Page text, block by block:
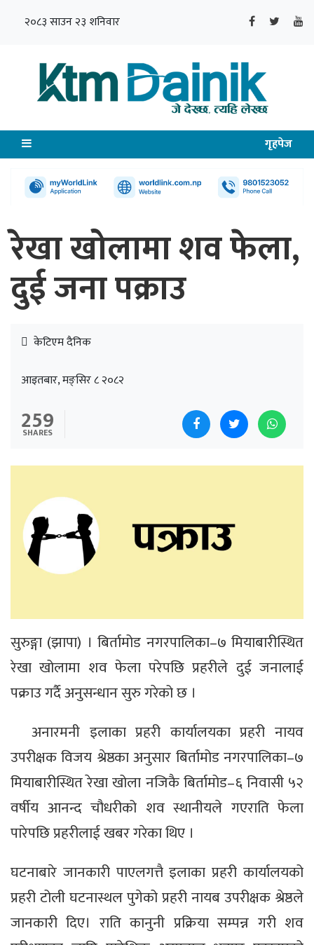
२०८३ साउन २३ शनिवार
गृहपेज
रेखा खोलामा शव फेला,
दुई जना पक्राउ
केटिएम दैनिक
आइतबार, मङ्सिर ८ २०८२
259
SHARES
सुरुङ्गा (झापा) । बिर्तामोड नगरपालिका–७ मियाबारीस्थित
रेखा खोलामा शव फेला परेपछि प्रहरीले दुई जनालाई
पक्राउ गर्दै अनुसन्धान सुरु गरेको छ ।
अनारमनी इलाका प्रहरी कार्यालयका प्रहरी नायव
उपरीक्षक विजय श्रेष्ठका अनुसार बिर्तामोड नगरपालिका–७
मियाबारीस्थित रेखा खोला नजिकै बिर्तामोड–६ निवासी ५२
वर्षीय आनन्द चौधरीको शव स्थानीयले गएराति फेला
पारेपछि प्रहरीलाई खबर गरेका थिए ।
घटनाबारे जानकारी पाएलगत्तै इलाका प्रहरी कार्यालयको
प्रहरी टोली घटनास्थल पुगेको प्रहरी नायब उपरीक्षक श्रेष्ठले
जानकारी दिए। राति कानुनी प्रक्रिया सम्पन्न गरी शव